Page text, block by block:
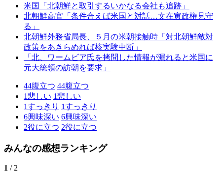
米国「北朝鮮と取引するいかなる会社も追跡」
北朝鮮高官「条件合えば米国と対話…文在寅政権見守
る」
北朝鮮外務省局長、５月の米朝接触時「対北朝鮮敵対
政策をあきらめれば核実験中断」
「北、ワームビア氏を拷問した情報が漏れると米国に
元大統領の訪朝を要求」
44腹立つ 44腹立つ
1悲しい 1悲しい
1すっきり 1すっきり
6興味深い 6興味深い
2役に立つ 2役に立つ
みんなの感想ランキング
1 / 2